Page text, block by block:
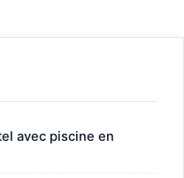
avec piscine en